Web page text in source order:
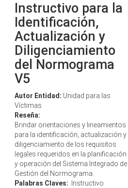
Instructivo para la
Identificación,
Actualización y
Diligenciamiento
del Normograma
V5
Autor Entidad: Unidad para las
Víctimas
Reseña:
Brindar orientaciones y lineamientos
para la identificación, actualización y
diligenciamiento de los requisitos
legales requeridos en la planificación
y operación del Sistema Integrado de
Gestión del Normograma.
Palabras Claves:
Instructivo